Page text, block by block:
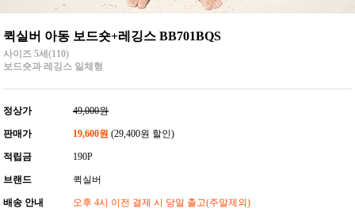
퀵실버 아동 보드숏+레깅스 BB701BQS
사이즈 5세(110)
보드숏과 레깅스 일체형
정상가 49,000원
판매가 19,600원 (29,400원 할인)
적립금 190P
브랜드 퀵실버
배송 안내 오후 4시 이전 결제 시 당일 출고(주말제외)